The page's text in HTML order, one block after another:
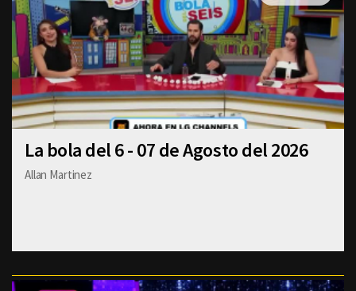
La bola del 6 - 07 de Agosto del 2026
Allan Martinez